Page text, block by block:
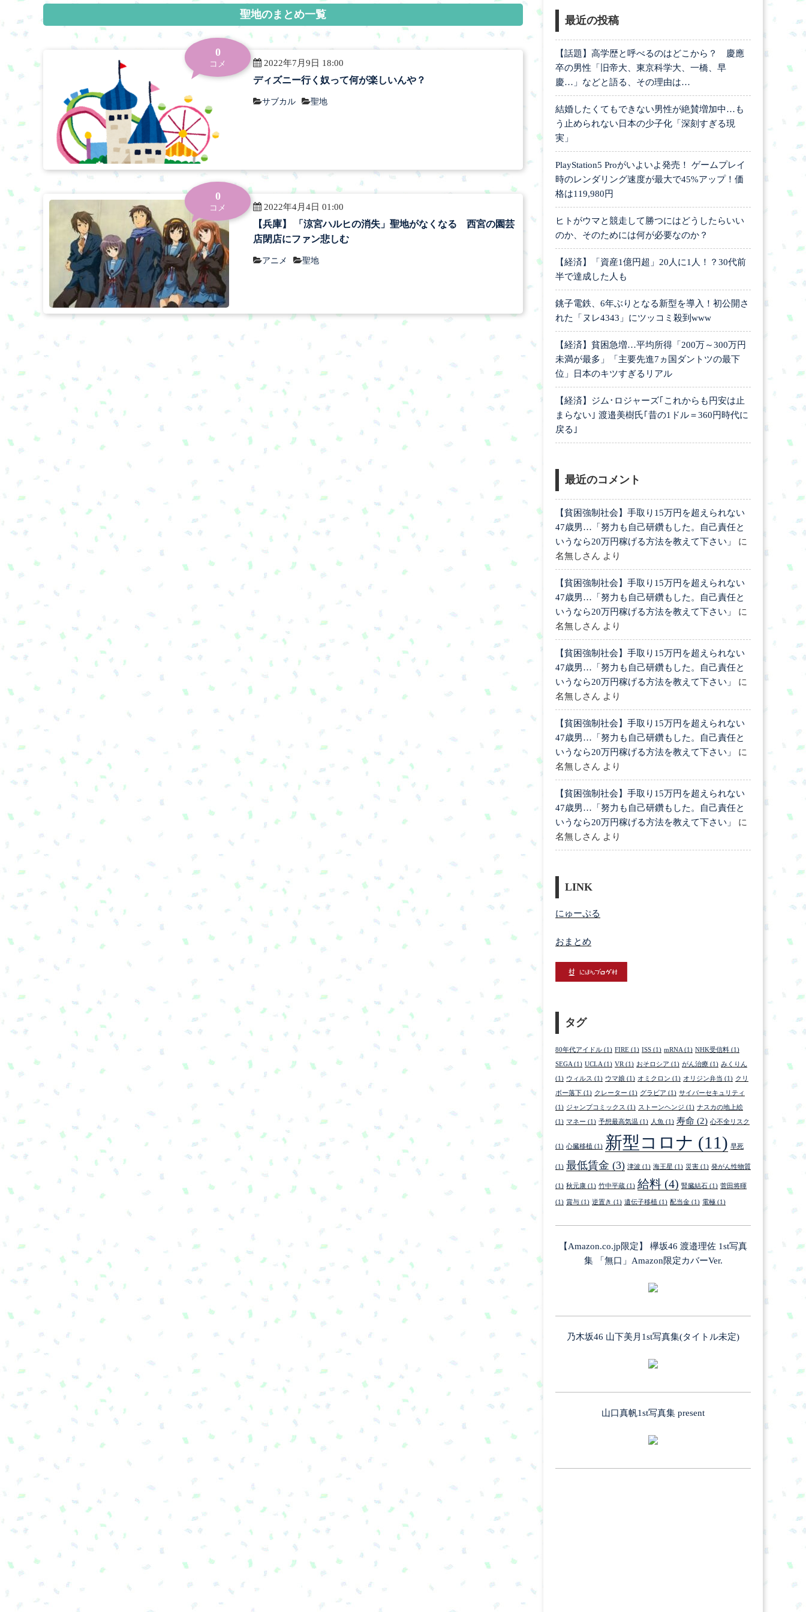
聖地のまとめ一覧
0
コメ 2022年7月9日 18:00
ディズニー行く奴って何が楽しいんや？
サブカル 聖地
0
コメ 2022年4月4日 01:00
【兵庫】 「涼宮ハルヒの消失」聖地がなくなる 西宮の園芸
店閉店にファン悲しむ
アニメ 聖地
最近の投稿
【話題】高学歴と呼べるのはどこから？ 慶應
卒の男性「旧帝大、東京科学大、一橋、早
慶…」などと語る、その理由は…
結婚したくてもできない男性が絶賛増加中…も
う止められない日本の少子化「深刻すぎる現
実」
PlayStation5 Proがいよいよ発売！ ゲームプレイ
時のレンダリング速度が最大で45%アップ！価
格は119,980円
ヒトがウマと競走して勝つにはどうしたらいい
のか、そのためには何が必要なのか？
【経済】「資産1億円超」20人に1人！？30代前
半で達成した人も
銚子電鉄、6年ぶりとなる新型を導入！初公開さ
れた「ヌレ4343」にツッコミ殺到www
【経済】貧困急増…平均所得「200万～300万円
未満が最多」「主要先進7ヵ国ダントツの最下
位」日本のキツすぎるリアル
【経済】ジム･ロジャーズ｢これからも円安は止
まらない｣ 渡邉美樹氏｢昔の1ドル＝360円時代に
戻る｣
最近のコメント
【貧困強制社会】手取り15万円を超えられない
47歳男…「努力も自己研鑽もした。自己責任と
いうなら20万円稼げる方法を教えて下さい」
に
名無しさん より
【貧困強制社会】手取り15万円を超えられない
47歳男…「努力も自己研鑽もした。自己責任と
いうなら20万円稼げる方法を教えて下さい」
に
名無しさん より
【貧困強制社会】手取り15万円を超えられない
47歳男…「努力も自己研鑽もした。自己責任と
いうなら20万円稼げる方法を教えて下さい」
に
名無しさん より
【貧困強制社会】手取り15万円を超えられない
47歳男…「努力も自己研鑽もした。自己責任と
いうなら20万円稼げる方法を教えて下さい」
に
名無しさん より
【貧困強制社会】手取り15万円を超えられない
47歳男…「努力も自己研鑽もした。自己責任と
いうなら20万円稼げる方法を教えて下さい」
に
名無しさん より
LINK
にゅーぷる
おまとめ
タグ
80年代アイドル (1) FIRE (1) ISS (1) mRNA (1) NHK受信料 (1)
SEGA (1) UCLA (1) VR (1) おそロシア (1) がん治療 (1) みくりん
(1) ウィルス (1) ウマ娘 (1) オミクロン (1) オリジン弁当 (1) クリ
ボー落下 (1) クレーター (1) グラビア (1) サイバーセキュリティ
(1) ジャンプコミックス (1) ストーンヘンジ (1) ナスカの地上絵
(1) マネー (1) 予想最高気温 (1) 人魚 (1) 寿命 (2) 心不全リスク
(1) 心臓移植 (1) 新型コロナ (11) 早死
(1) 最低賃金 (3) 津波 (1) 海王星 (1) 災害 (1) 発がん性物質
(1) 秋元康 (1) 竹中平蔵 (1) 給料 (4) 腎臓結石 (1) 菅田将暉
(1) 賞与 (1) 逆置き (1) 遺伝子移植 (1) 配当金 (1) 電極 (1)
【Amazon.co.jp限定】 欅坂46 渡邉理佐 1st写真
集 「無口」Amazon限定カバーVer.
乃木坂46 山下美月1st写真集(タイトル未定)
山口真帆1st写真集 present